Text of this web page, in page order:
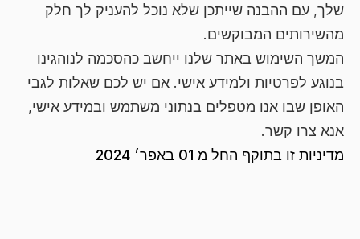
שלך, עם ההבנה שייתכן שלא נוכל להעניק לך חלק
מהשירותים המבוקשים.
המשך השימוש באתר שלנו ייחשב כהסכמה לנוהגינו
בנוגע לפרטיות ולמידע אישי. אם יש לכם שאלות לגבי
האופן שבו אנו מטפלים בנתוני משתמש ובמידע אישי,
אנא צרו קשר.
מדיניות זו בתוקף החל מ 01 באפר׳ 2024